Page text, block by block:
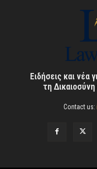
Ειδήσεις και νέα
τη
Contact us: